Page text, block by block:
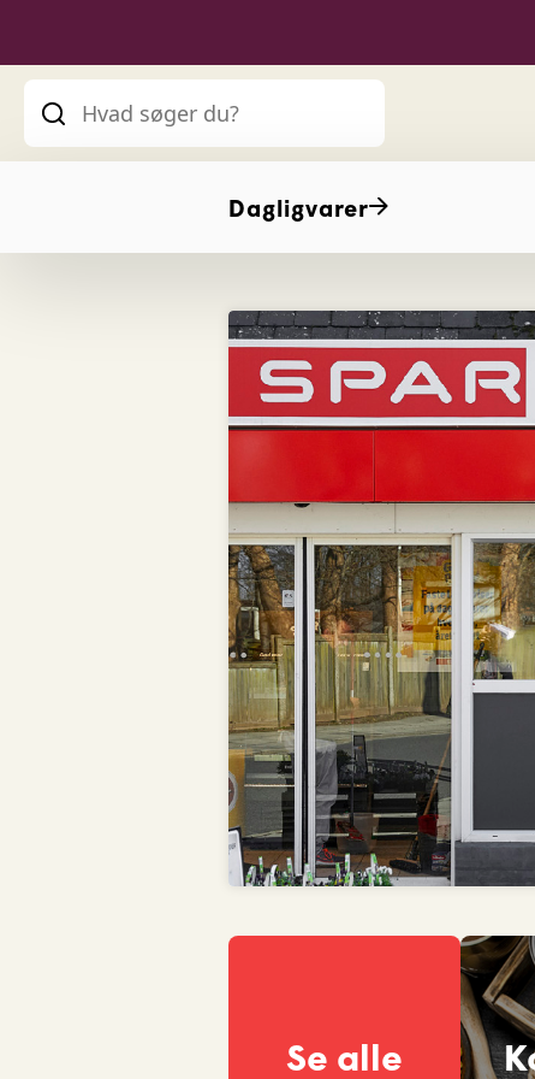
Dagligvarer
Se alle